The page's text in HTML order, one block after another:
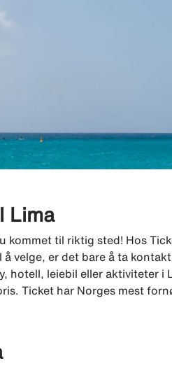
Lima
kommet til riktig sted! Hos
velge, er det bare å ta
hotell, leiebil eller aktiviteter i
Ticket har Norges mest